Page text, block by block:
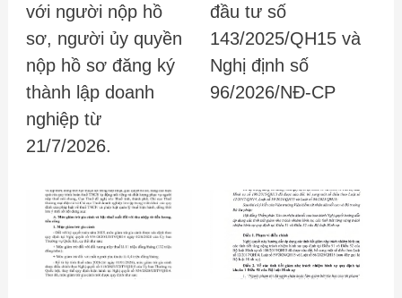
với người nộp hồ
sơ, người ủy quyền
nộp hồ sơ đăng ký
thành lập doanh
nghiệp từ
21/7/2026.
đầu tư số
143/2025/QH15 và
Nghị định số
96/2026/NĐ-CP